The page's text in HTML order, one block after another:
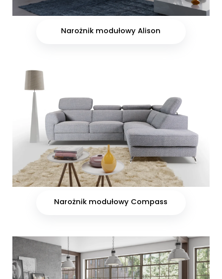
Narożnik modułowy Alison
Narożnik modułowy Compass